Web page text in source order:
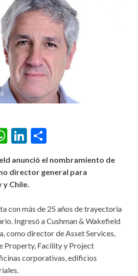
WhatsApp
LinkedIn
anunció el nombramiento de
director general para
y Chile.
con más de 25 años de trayectoria
Ingresó a Cushman & Wakefield
como director de Asset Services,
Property, Facility y Project
corporativas, edificios